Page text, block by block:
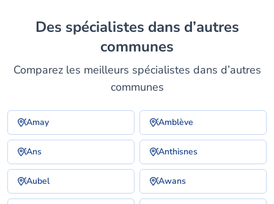
Des spécialistes dans d’autres
communes
Comparez les meilleurs spécialistes dans d’autres
communes
Amay Amblève
Ans Anthisnes
Aubel Awans